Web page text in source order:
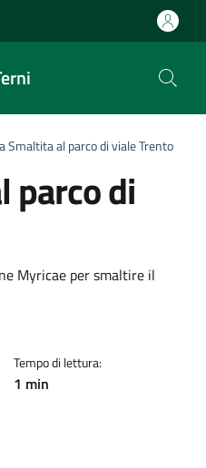
Smaltita al parco di viale Trento
parco di
Myricae per smaltire il
Tempo di lettura:
1 min